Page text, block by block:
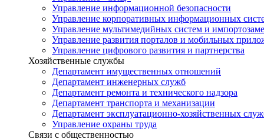
Управление информационной безопасности
Управление корпоративных информационных
Управление мультимедийных систем и
Управление развития порталов и мобильных
Управление цифрового развития и партнерства
Хозяйственные службы
Департамент имущественных отношений
Департамент инженерных служб
Департамент ремонта и технического надзора
Департамент транспорта и механизации
Департамент эксплуатационно-хозяйственных
Управление охраны труда
Связи с общественностью